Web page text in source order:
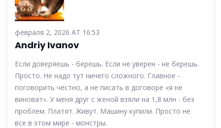
февраля 2, 2026 AT 16:53
Andriy Ivanov
Если доверяешь - берешь. Если не уверен - не берешь.
Просто. Не надо тут ничего сложного. Главное -
поговорить честно, а не писать в договоре «я не
виноват». У меня друг с женой взяли на 1,8 млн - без
проблем. Платят. Живут. Машину купили. Просто не
все в этом мире - монстры.